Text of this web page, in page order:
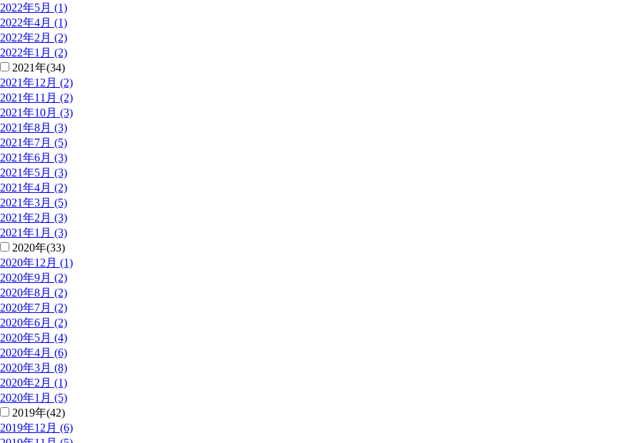
2022年5月 (1)
2022年4月 (1)
2022年2月 (2)
2022年1月 (2)
2021年(34)
2021年12月 (2)
2021年11月 (2)
2021年10月 (3)
2021年8月 (3)
2021年7月 (5)
2021年6月 (3)
2021年5月 (3)
2021年4月 (2)
2021年3月 (5)
2021年2月 (3)
2021年1月 (3)
2020年(33)
2020年12月 (1)
2020年9月 (2)
2020年8月 (2)
2020年7月 (2)
2020年6月 (2)
2020年5月 (4)
2020年4月 (6)
2020年3月 (8)
2020年2月 (1)
2020年1月 (5)
2019年(42)
2019年12月 (6)